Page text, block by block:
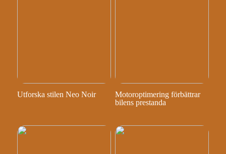
Utforska stilen Neo Noir
Motoroptimering förbättrar
bilens prestanda